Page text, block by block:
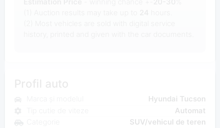
Hyundai Tucson
Automat
SUV/vehicul de teren